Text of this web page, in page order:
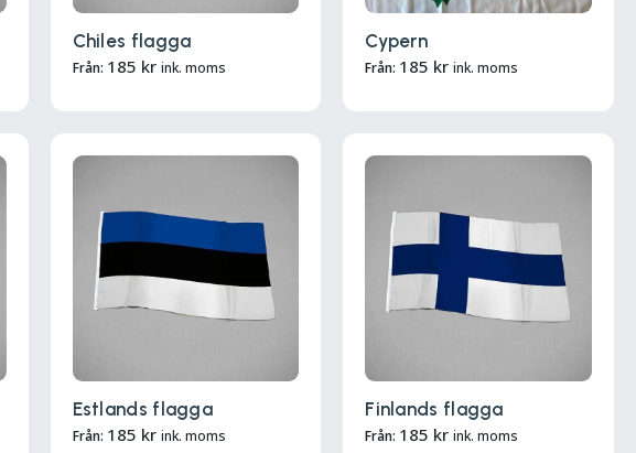
Chiles flagga
Från: 185 kr ink. moms
Cypern
Från: 185 kr ink. moms
Estlands flagga
Från: 185 kr ink. moms
Finlands flagga
Från: 185 kr ink. moms